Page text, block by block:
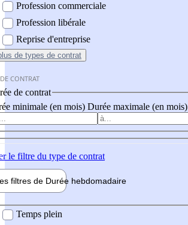
Profession commerciale
Profession libérale
Reprise d'entreprise
de types de contrat
CONTRAT
de contrat
minimale (en mois) Durée maximale (en mois)
le filtre du type de contrat
filtres de Durée hebdomadaire
Temps plein